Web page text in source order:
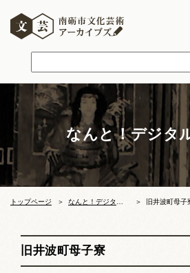
ご利用案内
新着情報
文化芸術
文化財 獅子舞
なんと！デジタ
トップページ 旧井波町母子
旧井波町母子寮